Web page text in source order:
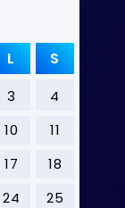
L S
3
4
10
11
17
18
24
25